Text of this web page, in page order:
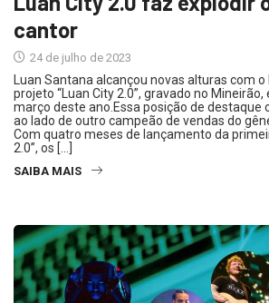
cantor
24 de julho de 2023
Luan Santana alcançou novas alturas com
projeto “Luan City 2.0”, gravado no Mineirão,
março deste ano.Essa posição de destaque
ao lado de outro campeão de vendas do
Com quatro meses de lançamento da
2.0”, os […]
SAIBA MAIS